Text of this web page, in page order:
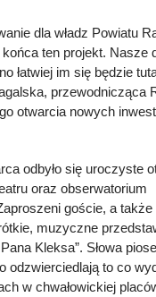
dla władz Powiatu
końca ten projekt. Nasze
łatwiej im się będzie
przewodnicząca
otwarcia nowych
odbyło się uroczyste
oraz obserwatorium
goście, a
muzyczne
Kleksa”. Słowa
odzwierciedlają to co
w chwałowickiej